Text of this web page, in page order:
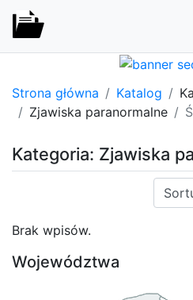
Strona główna Katalog
Zjawiska paranormalne
Kategoria: Zjawiska
Sortuj:
Brak wpisów.
Województwa